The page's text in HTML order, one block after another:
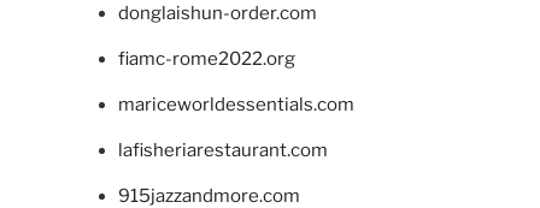
donglaishun-order.com
fiamc-rome2022.org
mariceworldessentials.com
lafisheriarestaurant.com
915jazzandmore.com